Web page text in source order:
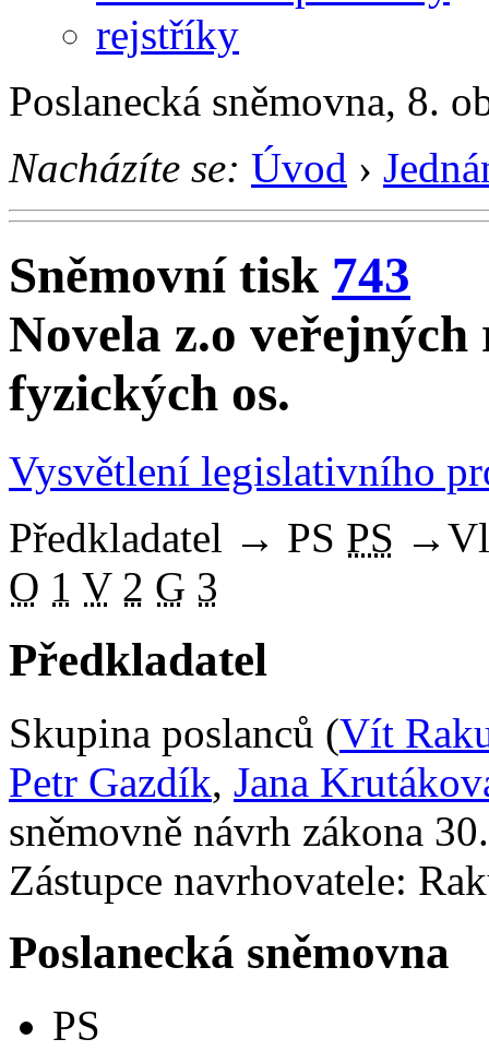
rejstříky
Poslanecká sněmovna, 8.
Nacházíte se: Úvod ›
Sněmovní tisk 743
Novela z.o
fyzických os.
Vysvětlení legislativního
Předkladatel → PS PS →
O 1 V 2 G 3
Předkladatel
Skupina poslanců (Vít
Petr Gazdík, Jana
sněmovně návrh zákona
Zástupce navrhovatele:
Poslanecká sněmovna
PS